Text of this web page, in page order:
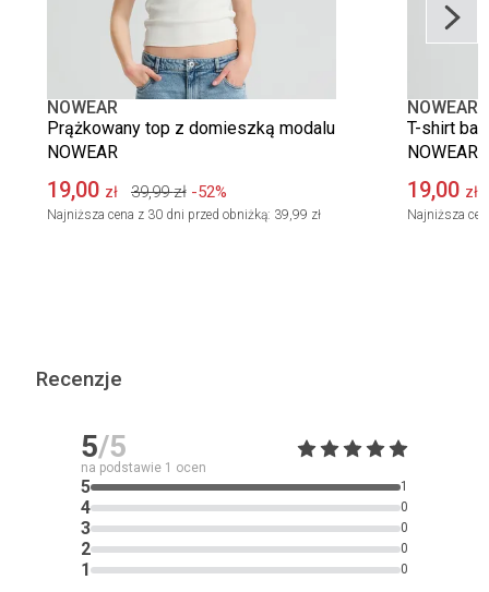
NOWEAR
Prążkowany top z domieszką modalu
NOWEAR
19,00 zł 39,99 zł -52%
Najniższa cena z 30 dni przed obniżką: 39,99 zł
NOWEAR
T-shirt
NOWEAR
19,00 zł
Najniższa
Recenzje
5/5
na podstawie 1 ocen
5 1
4 0
3 0
2 0
1 0